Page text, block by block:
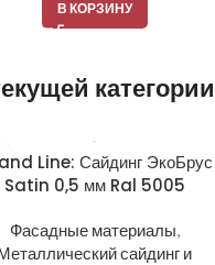
В КОРЗИНУ
категории
Line: Сайдинг ЭкоБрус
Satin 0,5 мм Ral 5005
Фасадные материалы,
сайдинг и